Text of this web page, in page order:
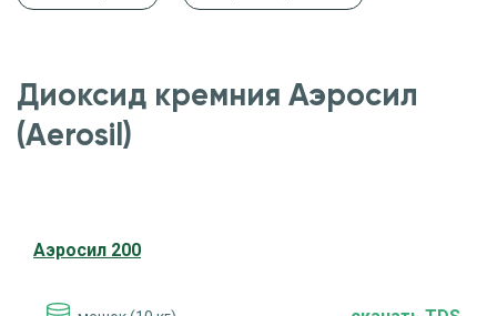
Диоксид кремния Аэросил
(Aerosil)
Аэросил 200